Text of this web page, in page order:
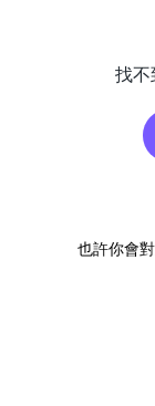
找不
也許你會